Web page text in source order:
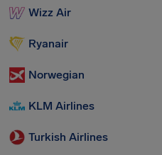
Wizz Air
Ryanair
Norwegian
KLM Airlines
Turkish Airlines